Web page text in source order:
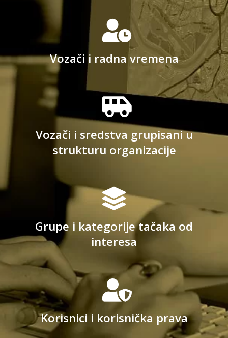
Vozači i radna vremena
Vozači i sredstva grupisani u
strukturu organizacije
Grupe i kategorije tačaka od
interesa
Korisnici i korisnička prava